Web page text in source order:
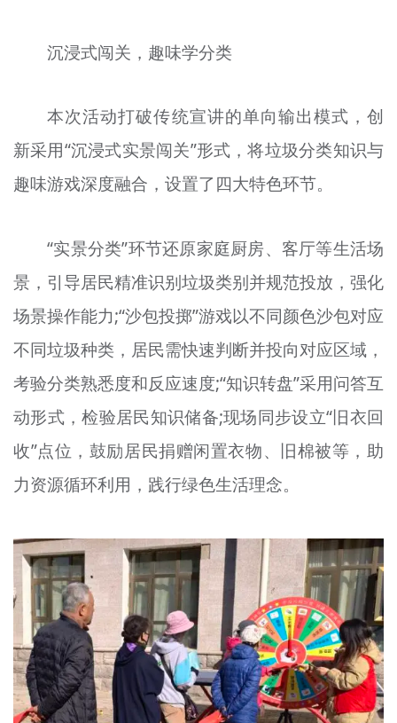
资料库沉浸式闯关，趣味学分类
本次活动打破传统宣讲的单向输出模式，创
新采用“沉浸式实景闯关”形式，将垃圾分类知识与
趣味游戏深度融合，设置了四大特色环节。
“实景分类”环节还原家庭厨房、客厅等生活场
景，引导居民精准识别垃圾类别并规范投放，强化
场景操作能力;“沙包投掷”游戏以不同颜色沙包对应
不同垃圾种类，居民需快速判断并投向对应区域，
考验分类熟悉度和反应速度;“知识转盘”采用问答互
动形式，检验居民知识储备;现场同步设立“旧衣回
收”点位，鼓励居民捐赠闲置衣物、旧棉被等，助
力资源循环利用，践行绿色生活理念。